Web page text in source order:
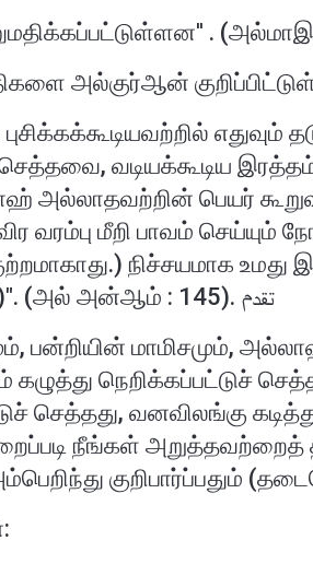
அல்குர்ஆன்
புசிக்கக்கூடியவற்றில்
வடியக்கூடிய
அல்லாதவற்றின் பெயர்
மீறி பாவம் செய்யும்
நிச்சயமாக
(ஆகவே, மன்னித்து விடுவான்)". (அல் அன்ஆம் : 145). تقدم
பன்றியின் மாமிசமும்,
நெறிக்கப்பட்டுச்
செத்தது, வனவிலங்கு
நீங்கள் அறுத்தவற்றைத்